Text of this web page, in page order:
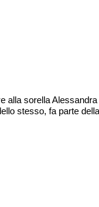
sorella
stesso, fa parte